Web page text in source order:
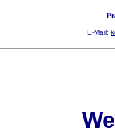
E-Mail: